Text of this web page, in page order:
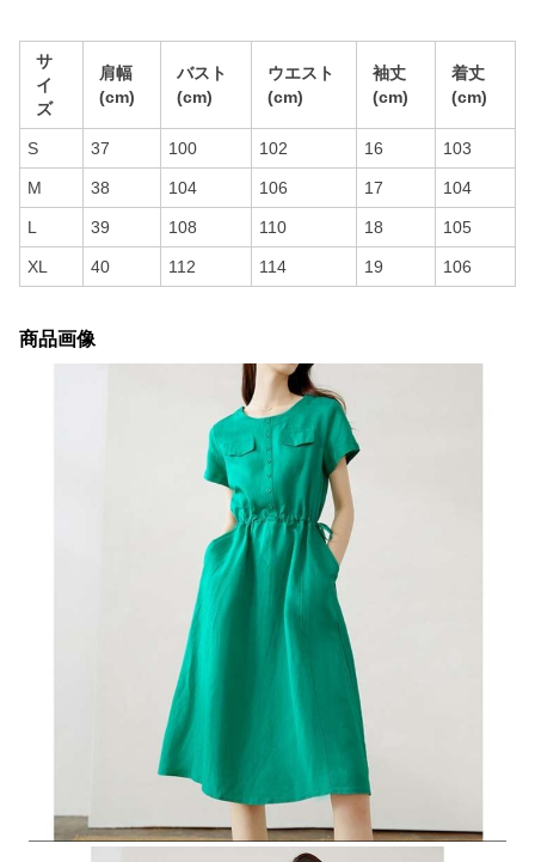
サ
イ
ズ
肩幅
(cm)
バスト
(cm)
ウエスト
(cm)
袖丈
(cm)
着丈
(cm)
S 37 100 102 16 103
M 38 104 106 17 104
L 39 108 110 18 105
XL 40 112 114 19 106
商品画像